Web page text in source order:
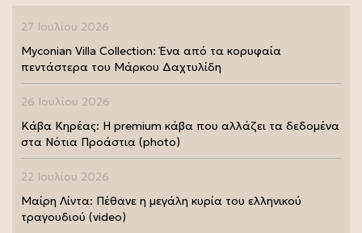
27 Ιουλίου 2026
Myconian Villa Collection: Ένα από τα κορυφαία
πεντάστερα του Μάρκου Δαχτυλίδη
26 Ιουλίου 2026
Κάβα Κηρέας: Η premium κάβα που αλλάζει τα δεδομένα
στα Νότια Προάστια (photo)
22 Ιουλίου 2026
Μαίρη Λίντα: Πέθανε η μεγάλη κυρία του ελληνικού
τραγουδιού (video)